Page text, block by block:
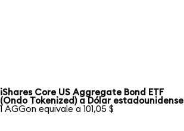
iShares Core US Aggregate Bond ETF
(Ondo Tokenized) a Dólar estadounidense
1 AGGon equivale a 101,05 $